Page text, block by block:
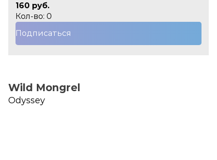
160 руб.
Кол-во: 0
Подписаться
Wild Mongrel
Odyssey